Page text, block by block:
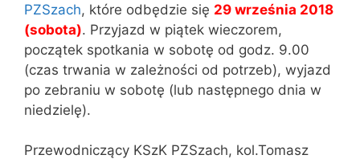
PZSzach, które odbędzie się 29 września 2018
(sobota). Przyjazd w piątek wieczorem,
początek spotkania w sobotę od godz. 9.00
(czas trwania w zależności od potrzeb), wyjazd
po zebraniu w sobotę (lub następnego dnia w
niedzielę).
Przewodniczący KSzK PZSzach, kol.Tomasz